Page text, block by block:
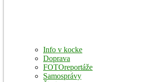
Info v kocke
Doprava
FOTOreportáže
Samosprávy